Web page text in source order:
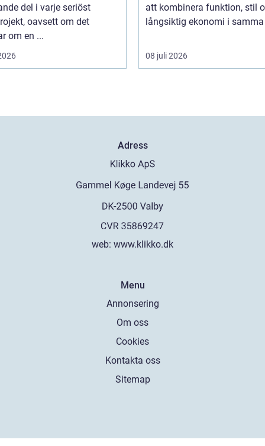
del i varje seriöst
oavsett om det
om en ...
att kombinera funktion, stil
långsiktig ekonomi i
08 juli 2026
Adress
web: www.klikko.dk
Menu
Annonsering
Om oss
Cookies
Kontakta oss
Sitemap